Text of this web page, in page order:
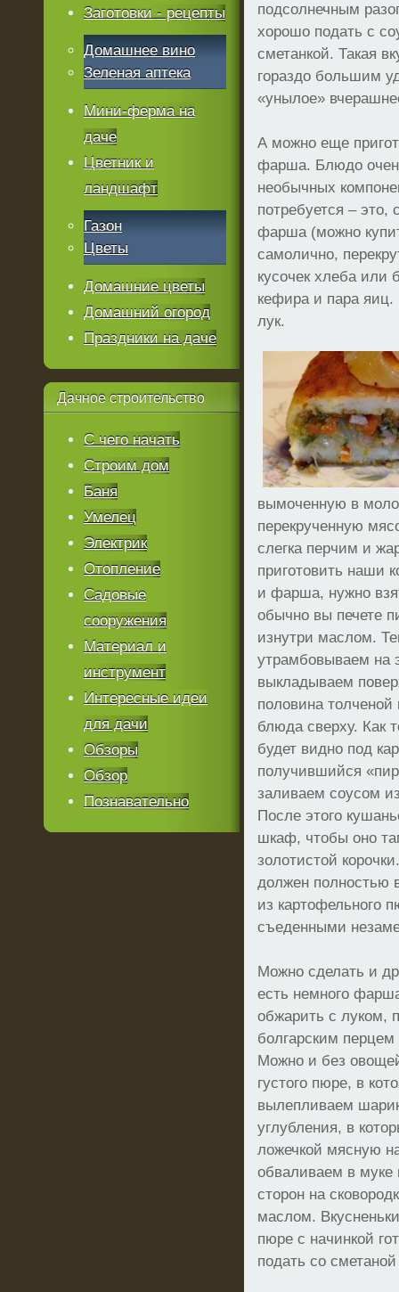
подсолнечным
хорошо подать с
сметанкой. Такая
гораздо большим
«унылое»
А можно еще
фарша. Блюдо
необычных
потребуется – это,
фарша (можно
самолично,
кусочек хлеба или
кефира и пара
лук.
вымоченную в
перекрученную
слегка перчим и
приготовить наши
и фарша, нужно
обычно вы печете
изнутри маслом.
утрамбовываем на
выкладываем
половина толченой
блюда сверху. Как
будет видно под
получившийся
заливаем соусом
После этого
шкаф, чтобы оно
золотистой
должен полностью
из картофельного
съеденными
Можно сделать и
есть немного
обжарить с луком,
болгарским
Можно и без
густого пюре, в
вылепливаем
углубления, в
ложечкой мясную
обваливаем в муке
сторон на
маслом.
пюре с начинкой
подать со
Заготовки - рецепты
Домашнее вино
Зеленая аптека
Мини-ферма на
даче
Цветник и
ландшафт
Газон
Цветы
Домашние цветы
Домашний огород
Праздники на даче
Дачное строительство
С чего начать
Строим дом
Баня
Умелец
Электрик
Отопление
Садовые
сооружения
Материал и
инструмент
Интересные идеи
для дачи
Обзоры
Обзор
Познавательно